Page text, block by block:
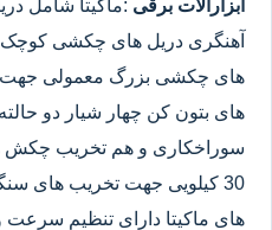
ابزارآلات برقی :ماکیتا شامل
آهنگری دریل های چکشی
های چکشی بزرگ معمولی جهت
های بتون کن چهار شیار دو
30 کیلویی جهت تخریب های
های ماکیتا دارای تنظیم سرعت